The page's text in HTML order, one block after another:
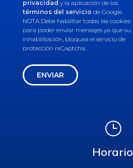
privacidad y la aplicación de los
términos del servicio de Google.
NOTA Debe habilitar todas las cookies
para poder enviar mensajes ya que su
inhabilitación, bloquea el servicio de
protección reCaptcha.
ENVIAR
}
Horario